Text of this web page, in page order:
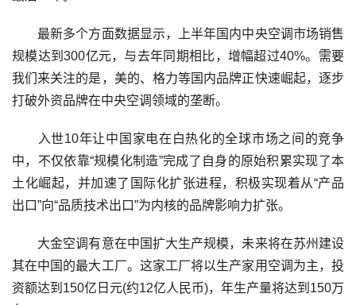
最新多个方面数据显示，上半年国内中央空调市场销售
规模达到300亿元，与去年同期相比，增幅超过40%。需要
我们来关注的是，美的、格力等国内品牌正快速崛起，逐步
打破外资品牌在中央空调领域的垄断。
入世10年让中国家电在白热化的全球市场之间的竞争
中，不仅依靠“规模化制造”完成了自身的原始积累实现了本
土化崛起，并加速了国际化扩张进程，积极实现着从“产品
出口”向“品质技术出口”为内核的品牌影响力扩张。
大金空调有意在中国扩大生产规模，未来将在苏州建设
其在中国的最大工厂。这家工厂将以生产家用空调为主，投
资额达到150亿日元(约12亿人民币)，年生产量将达到150万